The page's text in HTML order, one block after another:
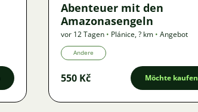
Abenteuer mit den
Amazonasengeln
vor 12 Tagen • Plánice,? km • Angebot
Andere
550 Kč Möchte kaufen